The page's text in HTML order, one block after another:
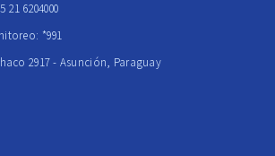
21 6204000
*991
2917 - Asunción, Paraguay